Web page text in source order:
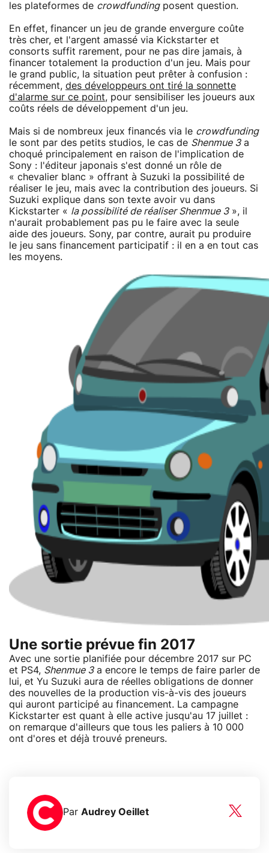
les plateformes de crowdfundingposent question.
En effet, financer un jeu de grande envergure coûte
très cher, et l'argent amassé via Kickstarter et
consorts suffit rarement, pour ne pas dire jamais, à
financer totalement la production d'un jeu. Mais pour
le grand public, la situation peut prêter à confusion :
récemment, des développeurs ont tiré la sonnette
d'alarme sur ce point, pour sensibiliser les joueurs aux
coûts réels de développement d'un jeu.
Mais si de nombreux jeux financés via le crowdfunding
le sont par des petits studios, le cas de Shenmue 3a
choqué principalement en raison de l'implication de
Sony : l'éditeur japonais s'est donné un rôle de
« chevalier blanc » offrant à Suzuki la possibilité de
réaliser le jeu, mais avec la contribution des joueurs. Si
Suzuki explique dans son texte avoir vu dans
Kickstarter « la possibilité de réaliser Shenmue 3», il
n'aurait probablement pas pu le faire avec la seule
aide des joueurs. Sony, par contre, aurait pu produire
le jeu sans financement participatif : il en a en tout cas
les moyens.
Une sortie prévue fin 2017
Avec une sortie planifiée pour décembre 2017 sur PC
et PS4, Shenmue 3a encore le temps de faire parler de
lui, et Yu Suzuki aura de réelles obligations de donner
des nouvelles de la production vis-à-vis des joueurs
qui auront participé au financement. La campagne
Kickstarter est quant à elle active jusqu'au 17 juillet :
on remarque d'ailleurs que tous les paliers à 10 000
ont d'ores et déjà trouvé preneurs.
Par Audrey Oeillet